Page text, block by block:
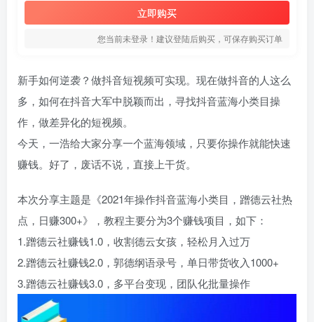
立即购买
您当前未登录！建议登陆后购买，可保存购买订单
新手如何逆袭？做抖音短视频可实现。现在做抖音的人这么
多，如何在抖音大军中脱颖而出，寻找抖音蓝海小类目操
作，做差异化的短视频。
今天，一浩给大家分享一个蓝海领域，只要你操作就能快速
赚钱。好了，废话不说，直接上干货。
本次分享主题是《2021年操作抖音蓝海小类目，蹭德云社热
点，日赚300+》，教程主要分为3个赚钱项目，如下：
1.蹭德云社赚钱1.0，收割德云女孩，轻松月入过万
2.蹭德云社赚钱2.0，郭德纲语录号，单日带货收入1000+
3.蹭德云社赚钱3.0，多平台变现，团队化批量操作